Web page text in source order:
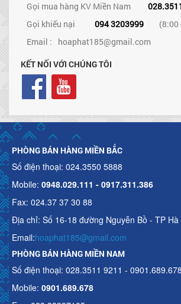
Gọi mua hàng KV Miền Nam
Gọi khiếu nại
094 3203999
(8:00
Email : hoaphat185@gmail.com
KẾT NỐI VỚI CHÚNG TÔI
PHÒNG BÁN HÀNG MIỀN BẮC
Số điện thoại: 024.3550 5888
Mobile: 0948.029.111 - 0917.311.386
Fax: 024.37 37 30 88
Địa chỉ: Số 16-18 đường Nguyễn Bồ - TP Hà
Email:hoaphat185@gmail.com
PHÒNG BÁN HÀNG MIỀN NAM
Số điện thoại: 028.3511 9211 - 0901.689.678
Mobile: 0901.689.678